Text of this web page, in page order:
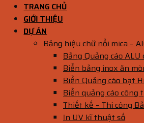
TRANG CHỦ
GIỚI THIỆU
DỰ ÁN
Bảng hiệu chữ nổi mica –
Bảng Quảng cáo ALU
Biển bảng inox ăn
Biển Quảng cáo bạt
Biển quảng cáo công
Thiết kế – Thi công
In UV kĩ thuật số